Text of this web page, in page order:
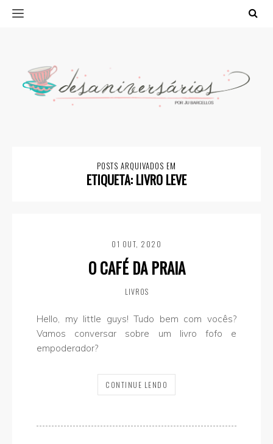
POSTS ARQUIVADOS EM
ETIQUETA: LIVRO LEVE
01 OUT, 2020
O CAFÉ DA PRAIA
LIVROS
Hello, my little guys! Tudo bem com vocês?
Vamos conversar sobre um livro fofo e
empoderador?
CONTINUE LENDO